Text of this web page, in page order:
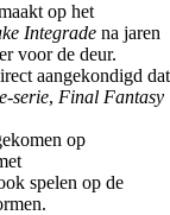
op het
Integrade na jaren
voor de deur.
aangekondigd dat
serie, Final Fantasy
op
spelen op de